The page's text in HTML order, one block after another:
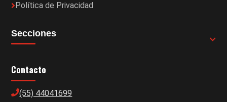
Política de Privacidad
Secciones
Contacto
(55) 44041699